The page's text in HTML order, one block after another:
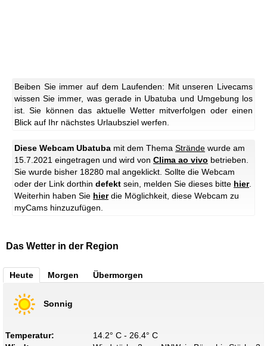
Beiben Sie immer auf dem Laufenden: Mit unseren Livecams
wissen Sie immer, was gerade in Ubatuba und Umgebung los
ist. Sie können das aktuelle Wetter mitverfolgen oder einen
Blick auf Ihr nächstes Urlaubsziel werfen.
Diese Webcam Ubatuba mit dem Thema Strände wurde am
15.7.2021 eingetragen und wird von Clima ao vivo betrieben.
Sie wurde bisher 18280 mal angeklickt. Sollte die Webcam
oder der Link dorthin defekt sein, melden Sie dieses bitte hier.
Weiterhin haben Sie hierdie Möglichkeit, diese Webcam zu
myCams hinzuzufügen.
Das Wetter in der Region
Heute Morgen Übermorgen
Sonnig
Temperatur:
14.2° C - 26.4° C